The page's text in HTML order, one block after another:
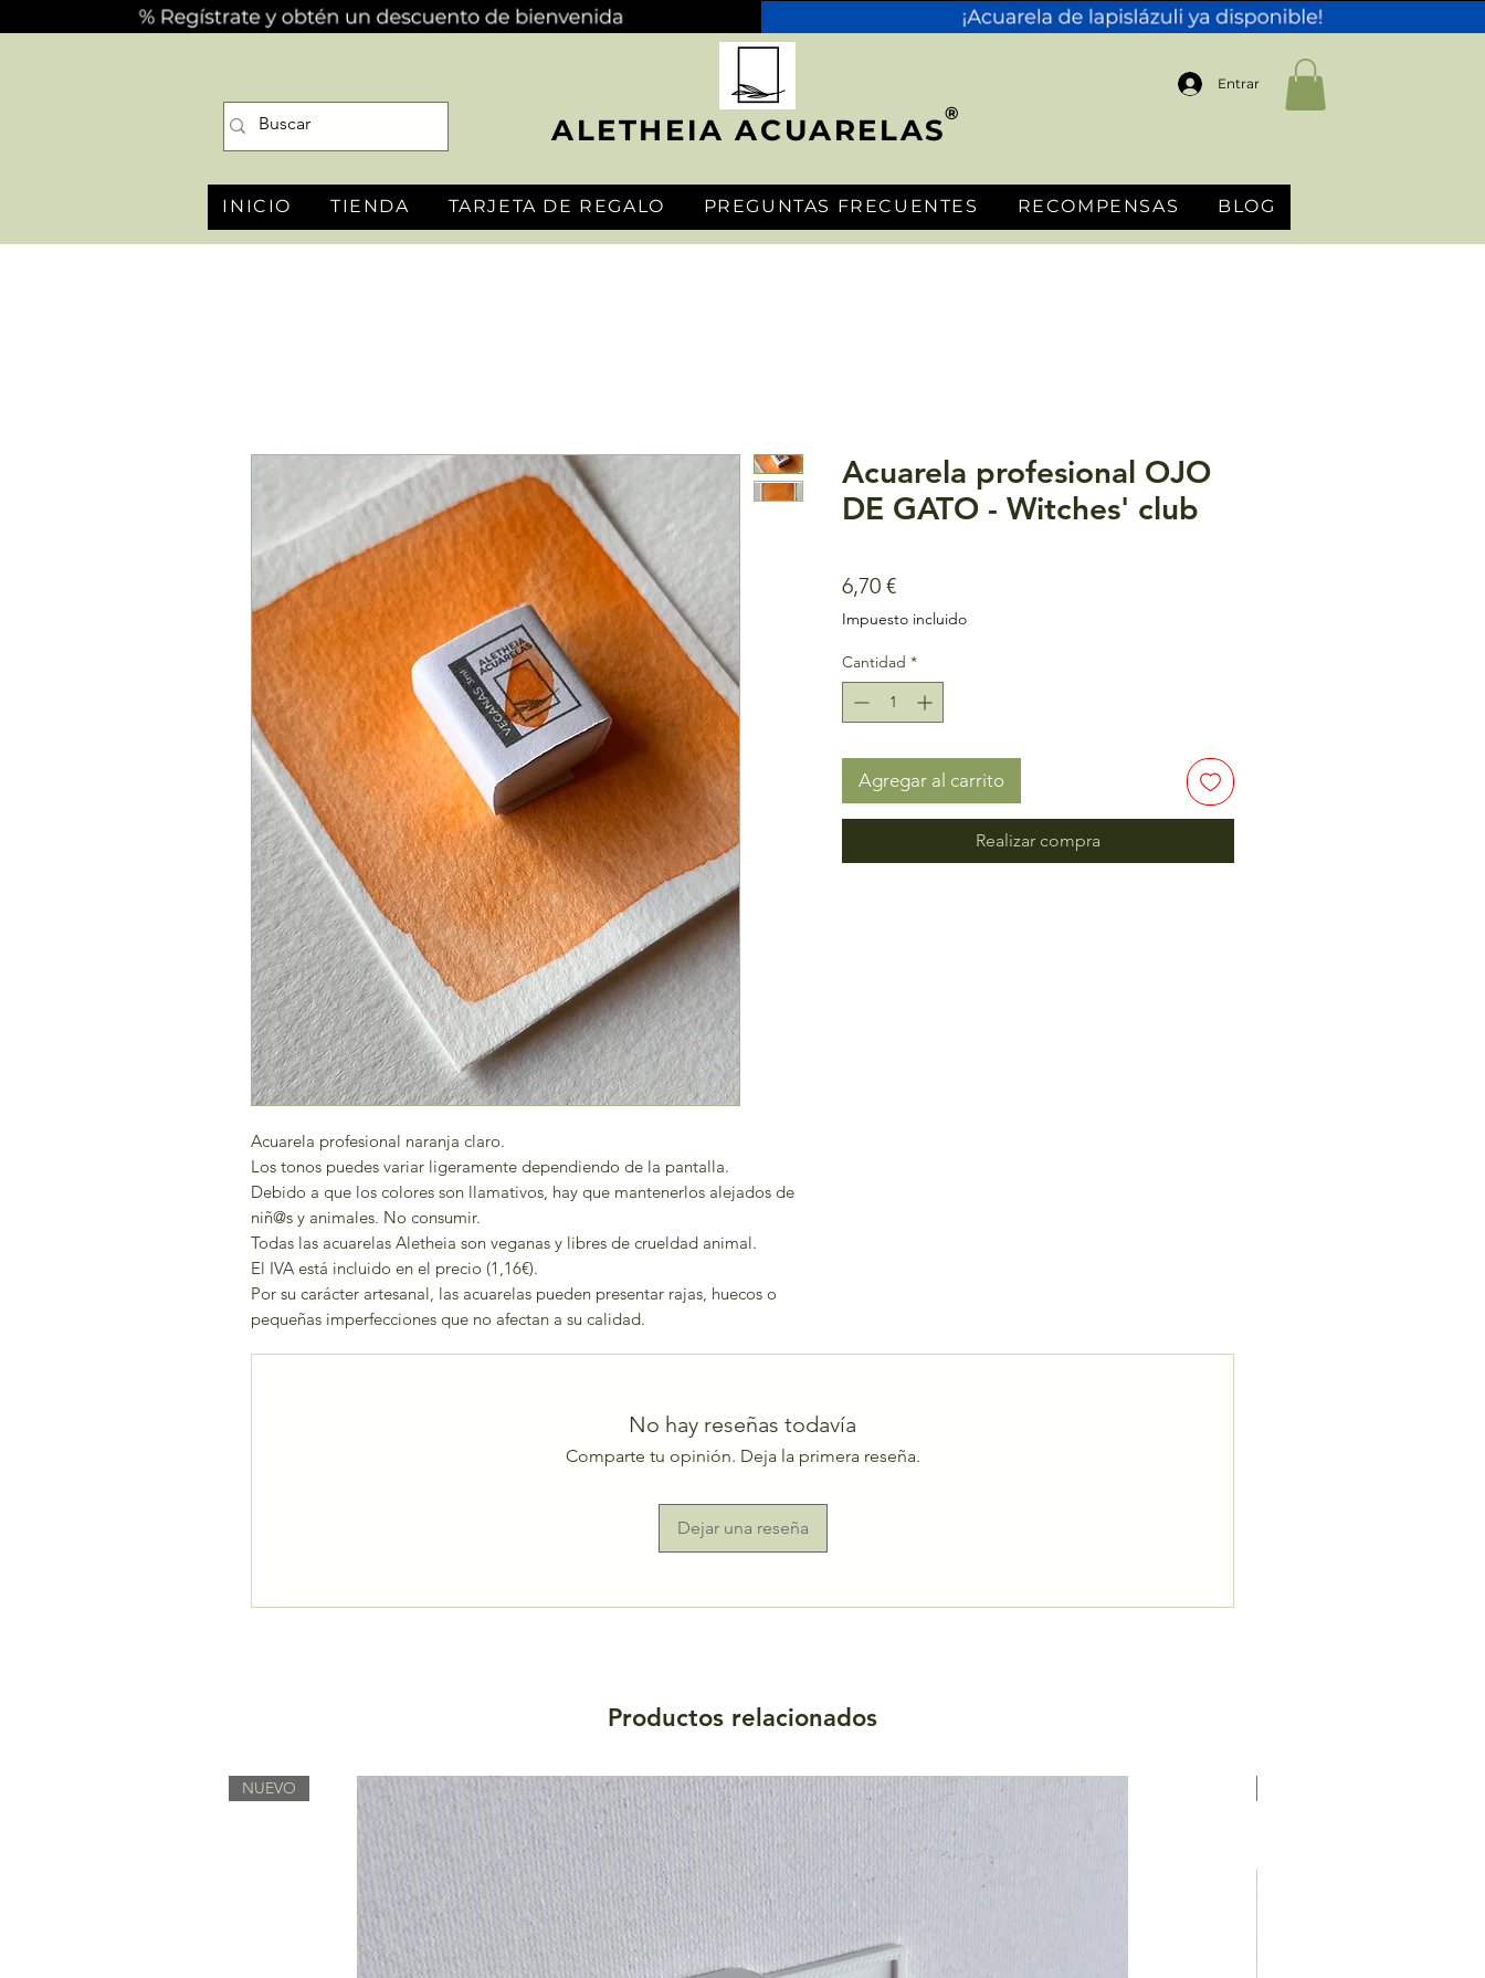
ALETHEIA ACUARELAS
Entrar
®
INICIO TIENDA TARJETA DE REGALO PREGUNTAS FRECUENTES RECOMPENSAS BLOG
Acuarela profesional naranja claro.
Los tonos puedes variar ligeramente dependiendo de la pantalla.
Debido a que los colores son llamativos, hay que mantenerlos alejados de
niñ@s y animales. No consumir.
Todas las acuarelas Aletheia son veganas y libres de crueldad animal.
El IVA está incluido en el precio (1,16€).
Por su carácter artesanal, las acuarelas pueden presentar rajas, huecos o
pequeñas imperfecciones que no afectan a su calidad.
Acuarela profesional OJO
DE GATO - Witches' club
6,70 €Precio
Impuesto incluido
Cantidad *
Agregar al carrito
Realizar compra
No hay reseñas todavía
Comparte tu opinión. Deja la primera reseña.
Dejar una reseña
Productos relacionados
NUEVO